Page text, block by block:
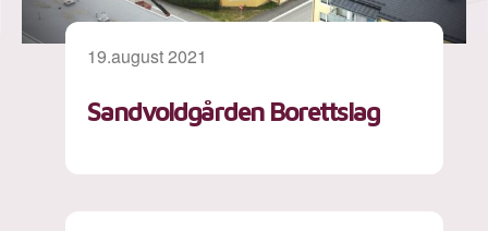
19.august 2021
Sandvoldgården Borettslag